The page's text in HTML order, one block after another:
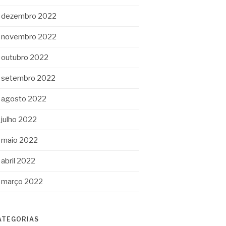
dezembro 2022
novembro 2022
outubro 2022
setembro 2022
agosto 2022
julho 2022
maio 2022
abril 2022
março 2022